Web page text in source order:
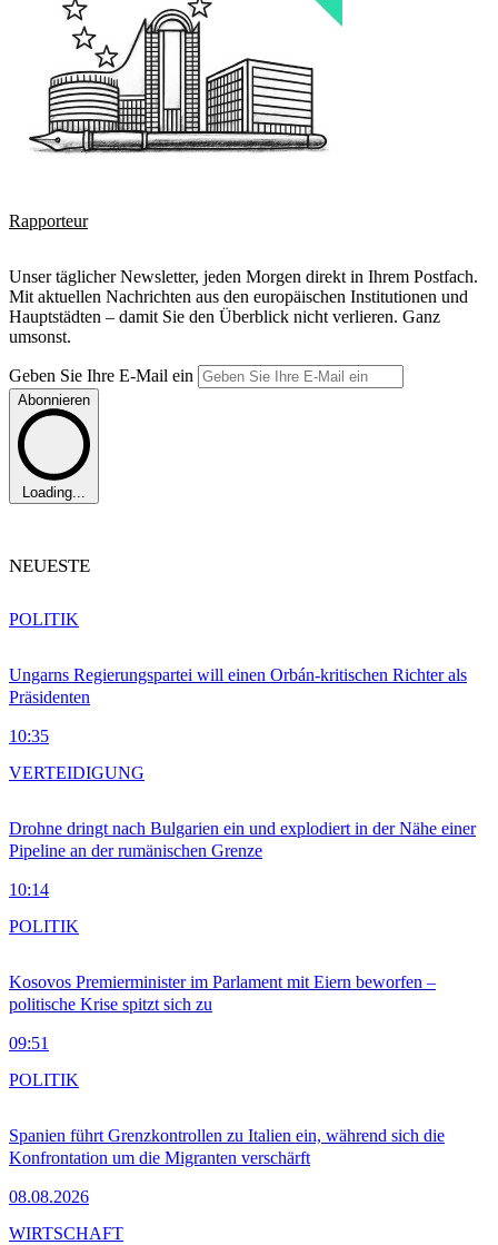
Rapporteur
Unser täglicher Newsletter, jeden Morgen direkt in Ihrem Postfach.
Mit aktuellen Nachrichten aus den europäischen Institutionen und
Hauptstädten – damit Sie den Überblick nicht verlieren. Ganz
umsonst.
Geben Sie Ihre E-Mail ein
Abonnieren
Loading...
NEUESTE
Ungarns Regierungspartei will einen Orbán-kritischen Richter als
Präsidenten
10:35
POLITIK
Drohne dringt nach Bulgarien ein und explodiert in der Nähe einer
Pipeline an der rumänischen Grenze
10:14
VERTEIDIGUNG
Kosovos Premierminister im Parlament mit Eiern beworfen –
politische Krise spitzt sich zu
09:51
POLITIK
Spanien führt Grenzkontrollen zu Italien ein, während sich die
Konfrontation um die Migranten verschärft
08.08.2026
POLITIK
WIRTSCHAFT